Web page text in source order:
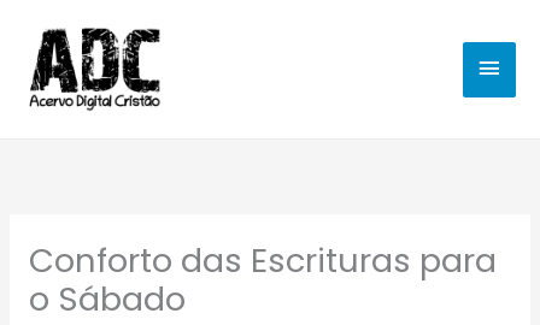
para
conteúdo
Conforto das Escrituras para
o Sábado